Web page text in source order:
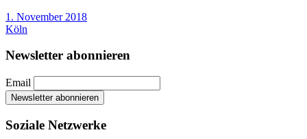
1. November 2018
Köln
Newsletter abonnieren
Email
Soziale Netzwerke